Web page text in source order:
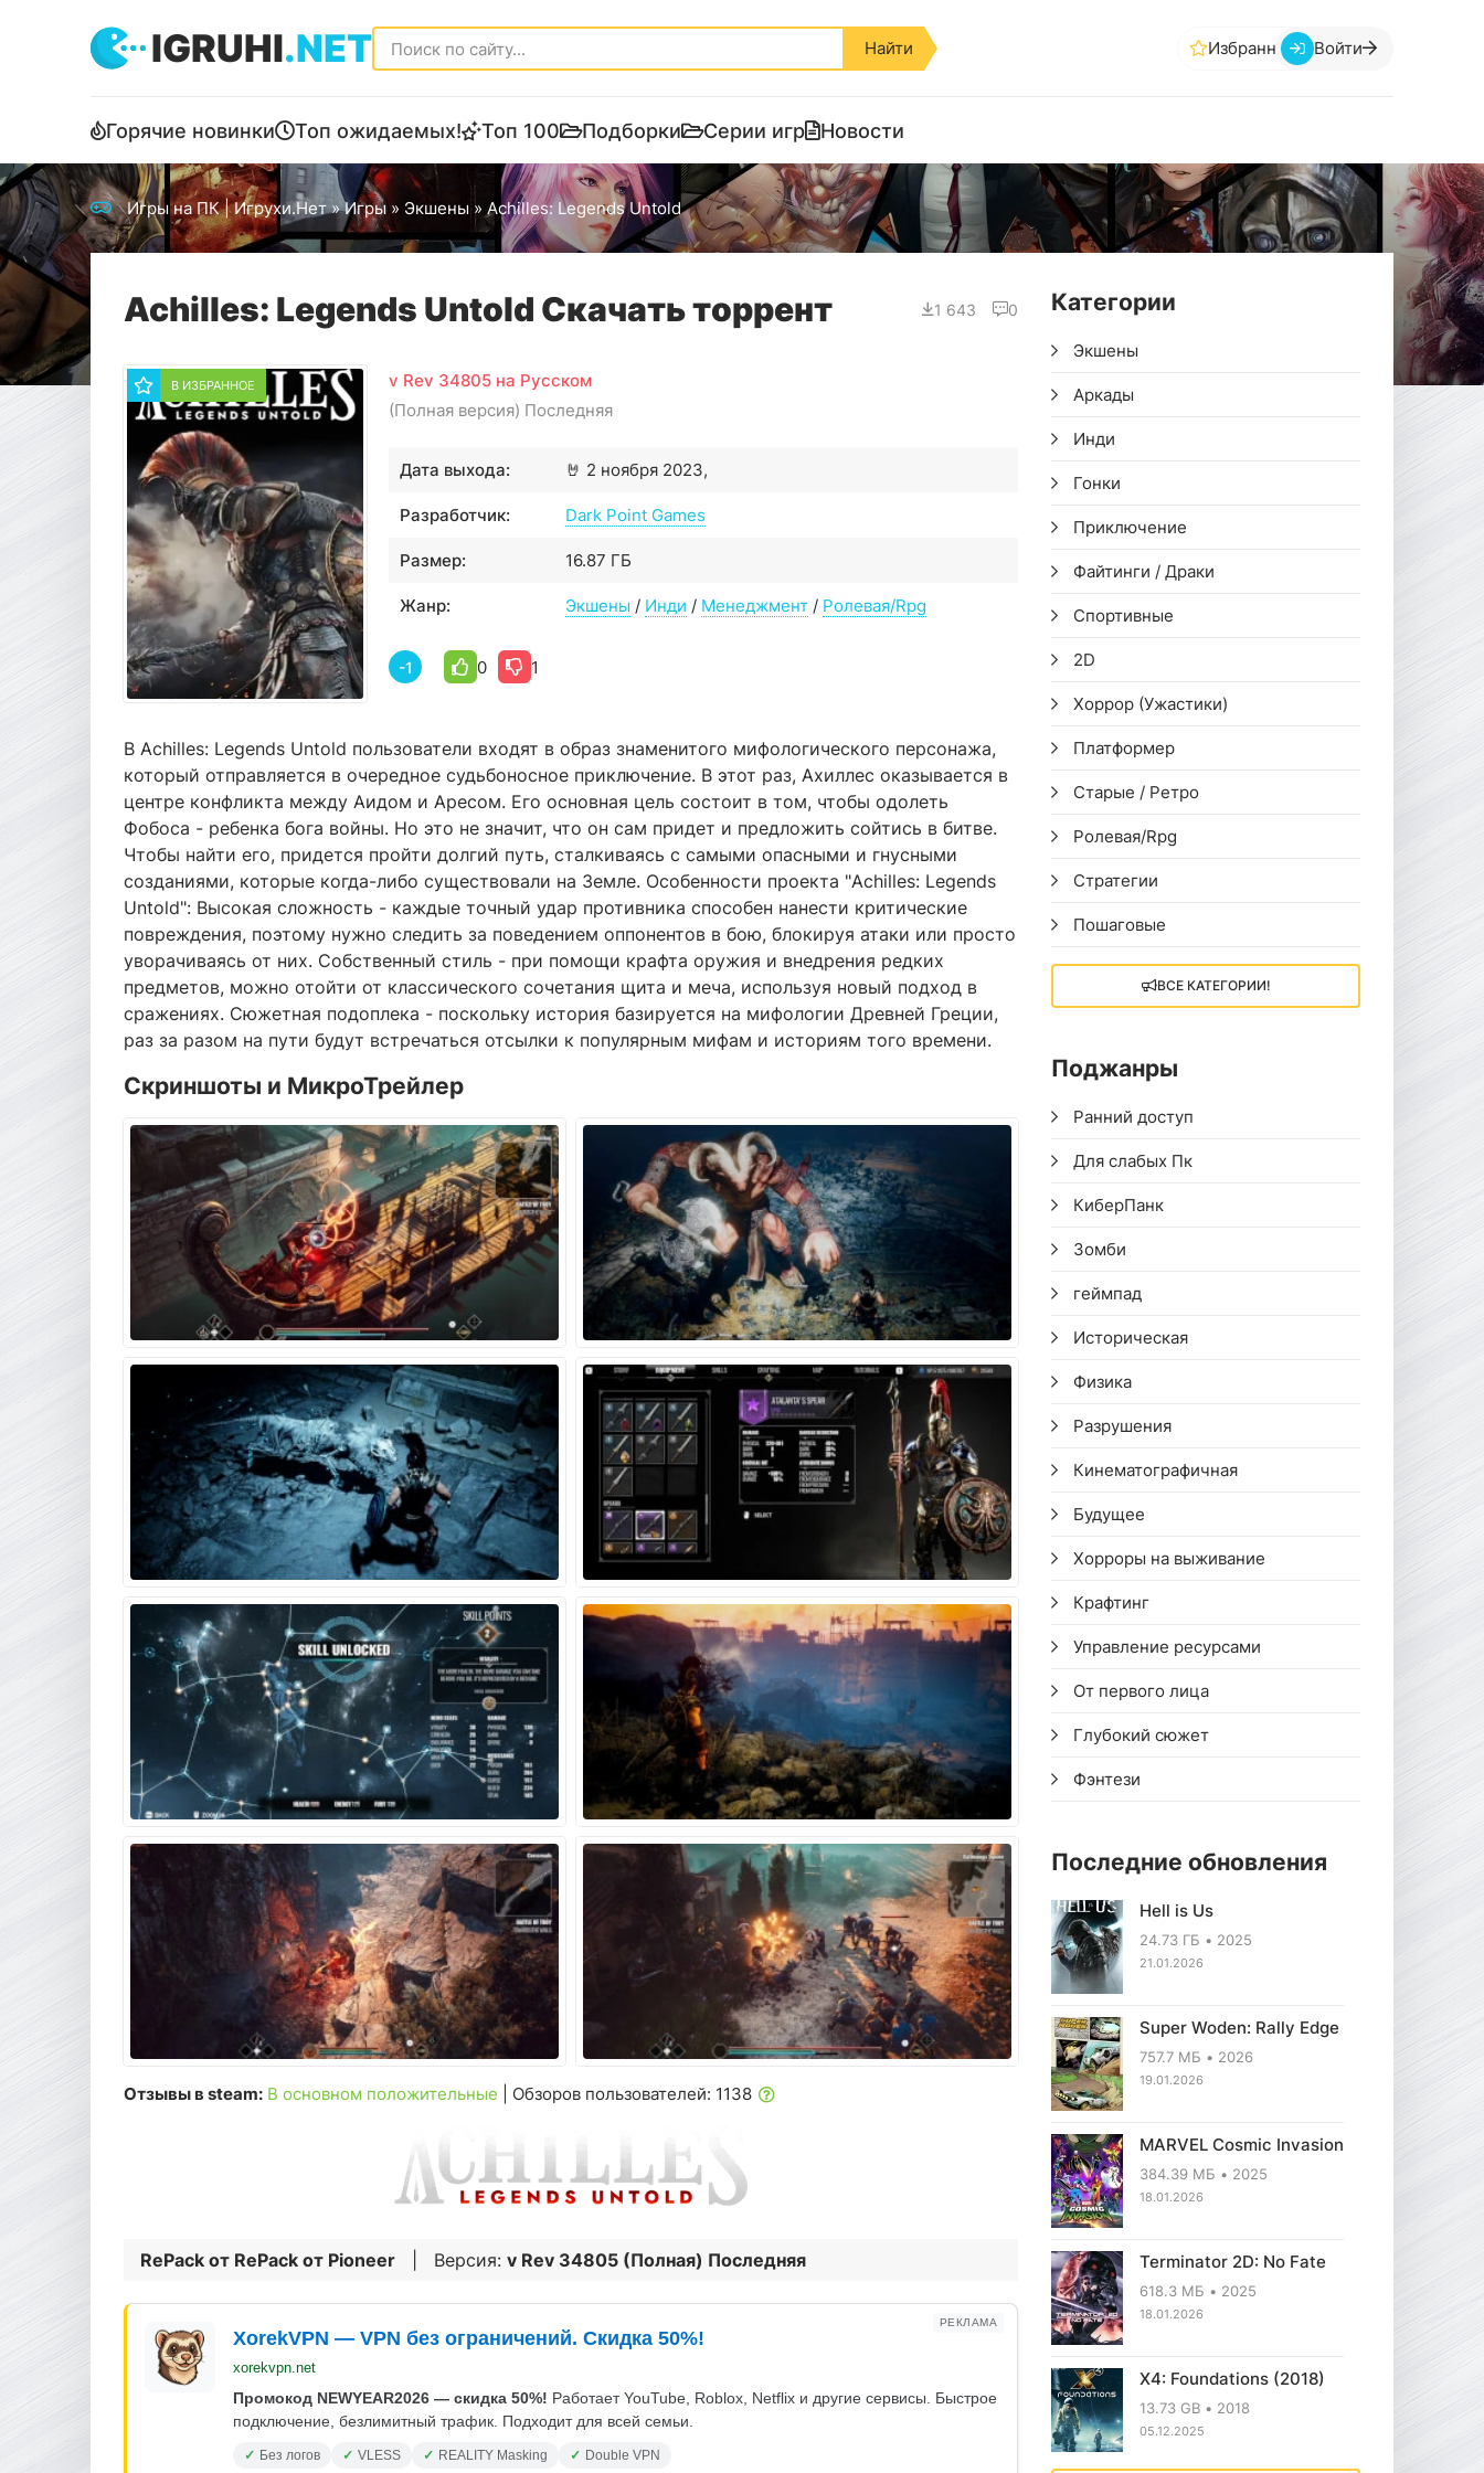
IGRUHI.NET Найти Избранное Войти
Горячие новинки Топ ожидаемых! Топ 100 Подборки Серии игр Новости
Игры на ПК | Игрухи.Нет»Игры» Экшены » Achilles: Legends Untold
Achilles: Legends Untold Скачать торрент 1 643 0
В ИЗБРАННОЕ
v Rev 34805 на Русском
(Полная версия) Последняя
🤘
Дата выхода: 2 ноября 2023,
Разработчик: Dark Point Games
Размер: 16.87 ГБ
Жанр: Экшены / Инди / Менеджмент / Ролевая/Rpg
-1 0 1
В Achilles: Legends Untold пользователи входят в образ знаменитого мифологического персонажа,
который отправляется в очередное судьбоносное приключение. В этот раз, Ахиллес оказывается в
центре конфликта между Аидом и Аресом. Его основная цель состоит в том, чтобы одолеть
Фобоса - ребенка бога войны. Но это не значит, что он сам придет и предложить сойтись в битве.
Чтобы найти его, придется пройти долгий путь, сталкиваясь с самыми опасными и гнусными
созданиями, которые когда-либо существовали на Земле. Особенности проекта "Achilles: Legends
Untold": Высокая сложность - каждые точный удар противника способен нанести критические
повреждения, поэтому нужно следить за поведением оппонентов в бою, блокируя атаки или просто
уворачиваясь от них. Собственный стиль - при помощи крафта оружия и внедрения редких
предметов, можно отойти от классического сочетания щита и меча, используя новый подход в
сражениях. Сюжетная подоплека - поскольку история базируется на мифологии Древней Греции,
раз за разом на пути будут встречаться отсылки к популярным мифам и историям того времени.
Скриншоты и МикроТрейлер
Отзывы в steam: В основном положительные | Обзоров пользователей: 1138
RePack от RePack от Pioneer | Версия: v Rev 34805 (Полная) Последняя
РЕКЛАМА
XorekVPN — VPN без ограничений. Скидка 50%!
xorekvpn.net
Промокод NEWYEAR2026 — скидка 50%! Работает YouTube, Roblox, Netflix и другие сервисы. Быстрое
подключение, безлимитный трафик. Подходит для всей семьи.
Без логов VLESS REALITY Masking Double VPN
Категории
Экшены
Аркады
Инди
Гонки
Приключение
Файтинги / Драки
Спортивные
2D
Хоррор (Ужастики)
Платформер
Старые / Ретро
Ролевая/Rpg
Стратегии
Пошаговые
ВСЕ КАТЕГОРИИ!
Поджанры
Ранний доступ
Для слабых Пк
КиберПанк
Зомби
геймпад
Историческая
Физика
Разрушения
Кинематографичная
Будущее
Хорроры на выживание
Крафтинг
Управление ресурсами
От первого лица
Глубокий сюжет
Фэнтези
Последние обновления
Hell is Us
24.73 ГБ 2025
21.01.2026
Super Woden: Rally Edge
757.7 МБ 2026
19.01.2026
MARVEL Cosmic Invasion
384.39 МБ 2025
18.01.2026
Terminator 2D: No Fate
618.3 МБ 2025
18.01.2026
X4: Foundations (2018)
13.73 GB 2018
05.12.2025